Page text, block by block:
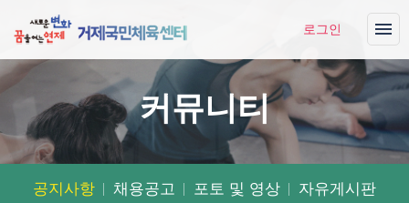
로그인
커뮤니티
공지사항 채용공고 포토 및 영상 자유게시판